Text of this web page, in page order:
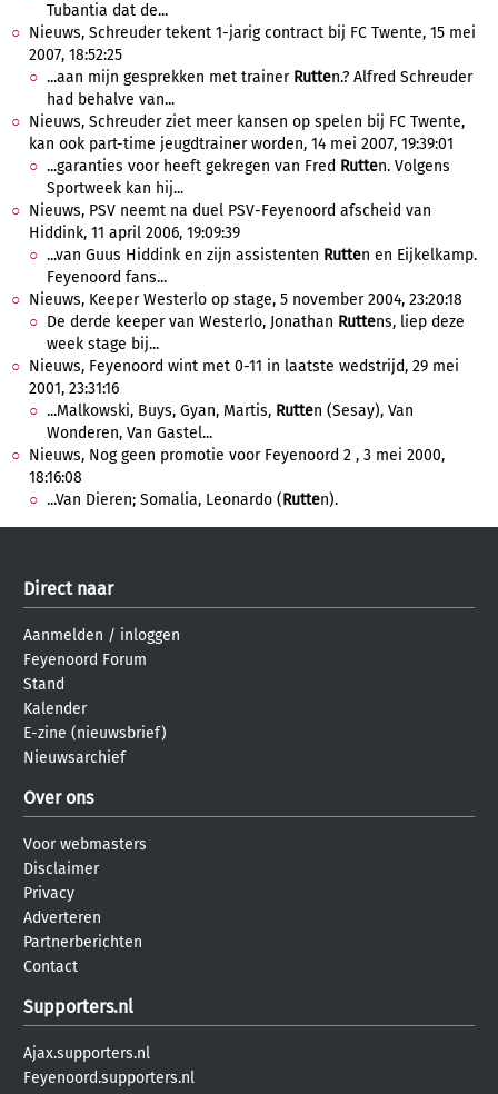
Tubantia dat de...
Nieuws, Schreuder tekent 1-jarig contract bij FC Twente, 15 mei
2007, 18:52:25
...aan mijn gesprekken met trainer Rutten.? Alfred Schreuder
had behalve van...
Nieuws, Schreuder ziet meer kansen op spelen bij FC Twente,
kan ook part-time jeugdtrainer worden, 14 mei 2007, 19:39:01
...garanties voor heeft gekregen van Fred Rutten. Volgens
Sportweek kan hij...
Nieuws, PSV neemt na duel PSV-Feyenoord afscheid van
Hiddink, 11 april 2006, 19:09:39
...van Guus Hiddink en zijn assistenten Rutten en Eijkelkamp.
Feyenoord fans...
Nieuws, Keeper Westerlo op stage, 5 november 2004, 23:20:18
De derde keeper van Westerlo, Jonathan Ruttens, liep deze
week stage bij...
Nieuws, Feyenoord wint met 0-11 in laatste wedstrijd, 29 mei
2001, 23:31:16
...Malkowski, Buys, Gyan, Martis, Rutten (Sesay), Van
Wonderen, Van Gastel...
Nieuws, Nog geen promotie voor Feyenoord 2 , 3 mei 2000,
18:16:08
...Van Dieren; Somalia, Leonardo (Rutten).
Direct naar
Aanmelden / inloggen
Feyenoord Forum
Stand
Kalender
E-zine (nieuwsbrief)
Nieuwsarchief
Over ons
Voor webmasters
Disclaimer
Privacy
Adverteren
Partnerberichten
Contact
Supporters.nl
Ajax.supporters.nl
Feyenoord.supporters.nl